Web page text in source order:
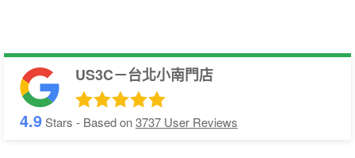
US3C－台北小南門店
4.9Stars - Based on3737 User Reviews